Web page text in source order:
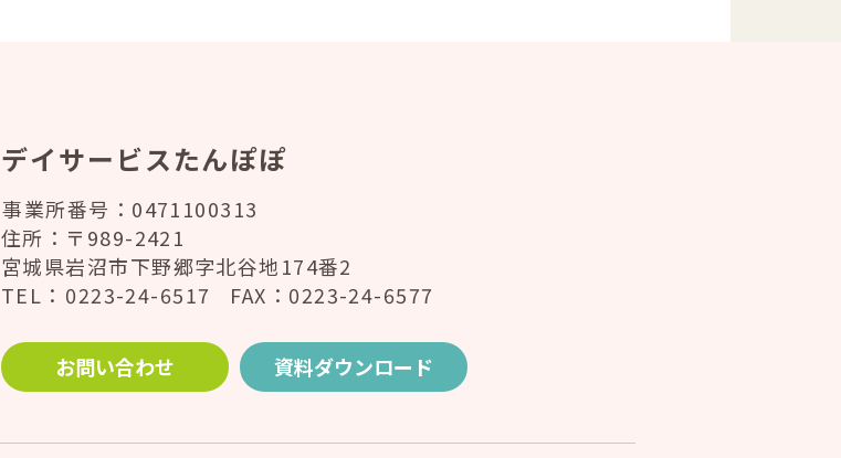
デイサービスたんぽぽ
事業所番号：0471100313
住所：〒989-2421
宮城県岩沼市下野郷字北谷地174番2
TEL： 0223-24-6517 FAX：0223-24-6577
お問い合わせ 資料ダウンロード